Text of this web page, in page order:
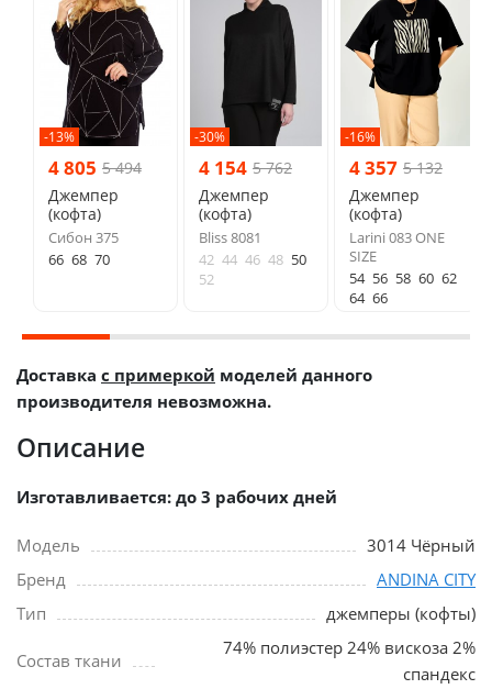
-13%
4 805 5 494
Джемпер
(кофта)
Сибон 375
66 68 70
-30%
4 154 5 762
Джемпер
(кофта)
Bliss 8081
42 44 46 48 50
52
-16%
4 357 5 132
Джемпер
(кофта)
Larini 083 ONE
SIZE
54 56 58 60 62
64 66
Доставка с примеркой моделей данного
производителя невозможна.
Описание
Изготавливается: до 3 рабочих дней
Модель
3014 Чёрный
Бренд
ANDINA CITY
Тип
джемперы (кофты)
Состав ткани
74% полиэстер 24% вискоза 2%
спандекс